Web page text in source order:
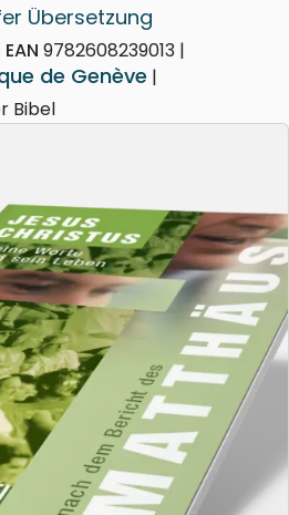
Übersetzung
EAN 9782608239013
de Genève
Bibel